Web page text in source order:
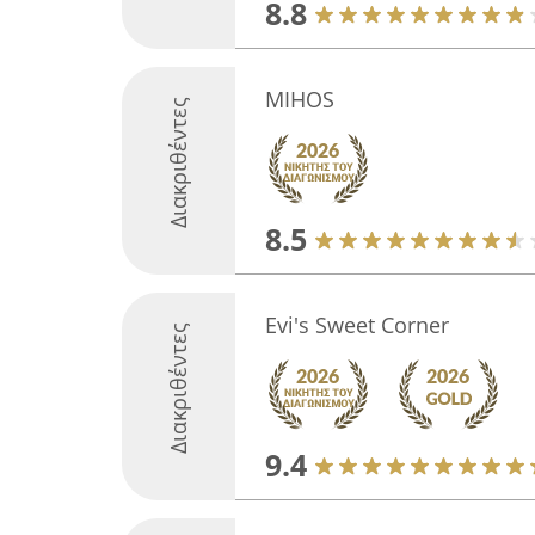
8.8
Διακριθέντες MIHOS
8.5
Διακριθέντες Evi's Sweet Corner
9.4